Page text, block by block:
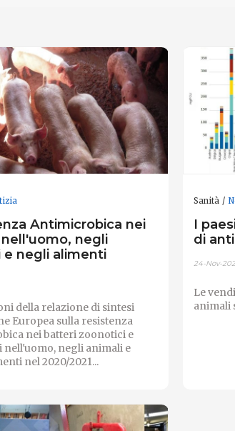
Antimicrobica nei
negli
e negli alimenti
della relazione di sintesi
Europea sulla resistenza
nei batteri zoonotici e
negli animali e
nel 2020/2021...
Sanità
I
di
24-Nov-
Le
animali